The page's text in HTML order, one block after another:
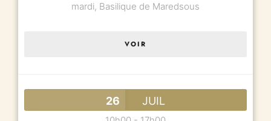
mardi, Basilique de Maredsous
VOIR
26 JUIL